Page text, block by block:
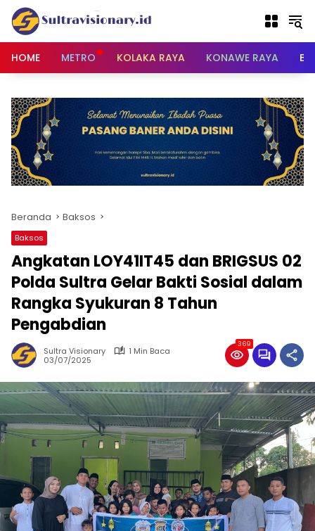
Langsung
konten
HOME
METRO KOLAKA RAYA KONAWE RAYA
Beranda Baksos
Baksos
Angkatan LOY41IT45 dan BRIGSUS 02
Polda Sultra Gelar Bakti Sosial dalam
Rangka Syukuran 8 Tahun
Pengabdian
Sultra Visionary
1 Min Baca
03/07/2025
369